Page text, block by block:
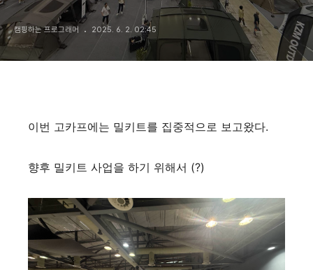
캠핑하는 프로그래머 2025. 6. 2. 02:45
이번 고카프에는 밀키트를 집중적으로 보고왔다.
향후 밀키트 사업을 하기 위해서 (?)